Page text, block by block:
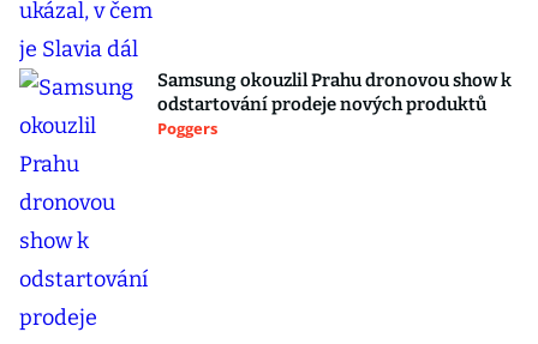
Samsung okouzlil Prahu dronovou show k
odstartování prodeje nových produktů
Poggers